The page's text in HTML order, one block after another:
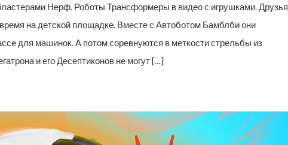
Нерф. Роботы Трансформеры в видео с игрушками. Друзья
на детской площадке. Вместе с Автоботом Бамблби они
для машинок. А потом соревнуются в меткости стрельбы из
и его Десептиконов не могут […]